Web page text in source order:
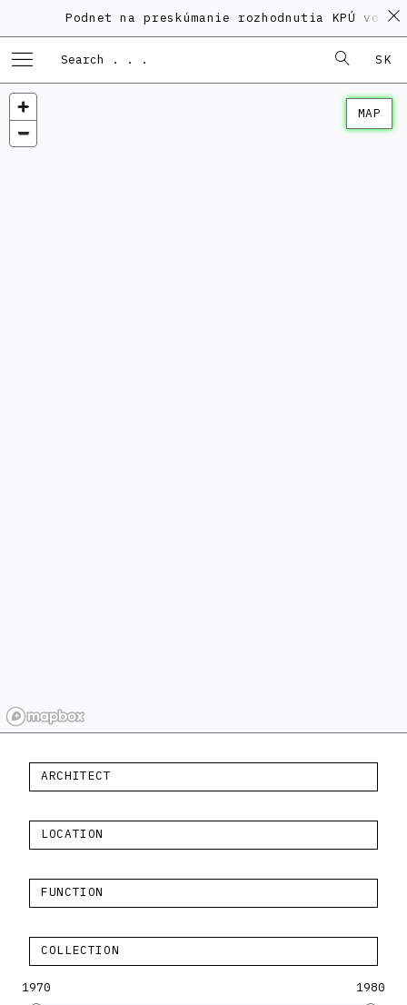
Podnet na preskúmanie rozhodnutia KPÚ vo
SK
MAP
ARCHITECT
LOCATION
FUNCTION
COLLECTION
1970 1980